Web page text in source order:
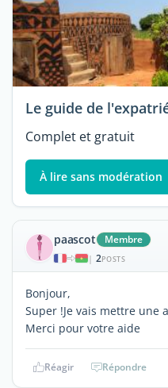
Le guide de
Complet et gratuit
À lire sans modération
paascot Membre
| 2POSTS
Bonjour,
Super !Je vais mettre une
Merci pour votre aide
Réagir Répondre